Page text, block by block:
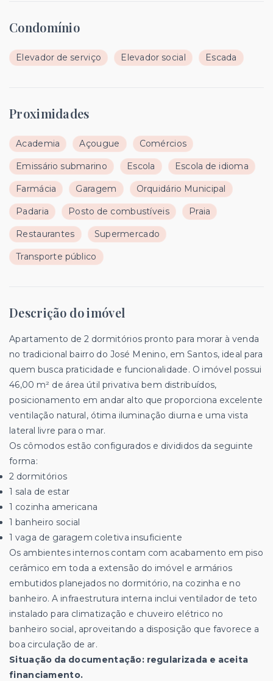
Condomínio
Elevador de serviço Elevador social Escada
Proximidades
Academia Açougue Comércios
Emissário submarino Escola Escola de idioma
Farmácia Garagem Orquidário Municipal
Padaria Posto de combustíveis Praia
Restaurantes Supermercado
Transporte público
Descrição do imóvel
Apartamento de 2 dormitórios pronto para morar à venda
no tradicional bairro do José Menino, em Santos, ideal para
quem busca praticidade e funcionalidade. O imóvel possui
46,00 m² de área útil privativa bem distribuídos,
posicionamento em andar alto que proporciona excelente
ventilação natural, ótima iluminação diurna e uma vista
lateral livre para o mar.
Os cômodos estão configurados e divididos da seguinte
forma:
2 dormitórios
1 sala de estar
1 cozinha americana
1 banheiro social
1 vaga de garagem coletiva insuficiente
Os ambientes internos contam com acabamento em piso
cerâmico em toda a extensão do imóvel e armários
embutidos planejados no dormitório, na cozinha e no
banheiro. A infraestrutura interna inclui ventilador de teto
instalado para climatização e chuveiro elétrico no
banheiro social, aproveitando a disposição que favorece a
boa circulação de ar.
Situação da documentação: regularizada e aceita
financiamento.